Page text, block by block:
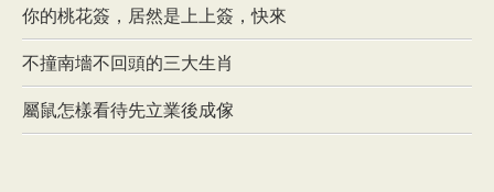
你的桃花簽，居然是上上簽，快來
不撞南墻不回頭的三大生肖
屬鼠怎樣看待先立業後成傢